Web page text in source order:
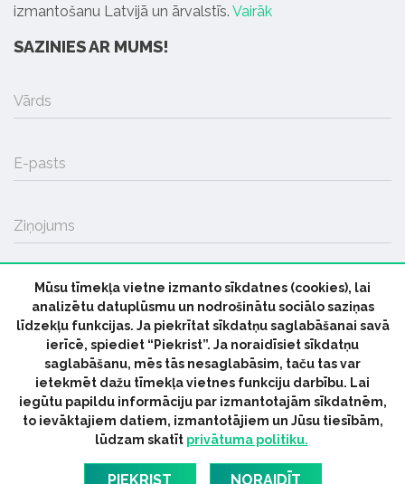
izmantošanu Latvijā un ārvalstīs. Vairāk
SAZINIES AR MUMS!
Vārds
E-pasts
Ziņojums
SŪTĪT
© 2026 parmuziku.lv, visas tiesības paturētas
ParMuziku.lv Mūzikas Ziņas
Industrijas Ziņas
Industrijas ABC
Mūzika Biznesam
Latvijas oficiālais
Mūsu tīmekļa vietne izmanto sīkdatnes (cookies), lai
analizētu datuplūsmu un nodrošinātu sociālo saziņas
līdzekļu funkcijas. Ja piekrītat sīkdatņu saglabāšanai savā
ierīcē, spiediet “Piekrist”. Ja noraidīsiet sīkdatņu
saglabāšanu, mēs tās nesaglabāsim, taču tas var
ietekmēt dažu tīmekļa vietnes funkciju darbību. Lai
iegūtu papildu informāciju par izmantotajām sīkdatnēm,
to ievāktajiem datiem, izmantotājiem un Jūsu tiesībām,
lūdzam skatīt privātuma politiku.
PIEKRIST NORAIDĪT